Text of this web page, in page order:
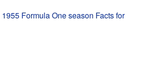
1955 Formula One season Facts for